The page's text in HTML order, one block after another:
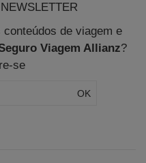
de viagem e
Viagem Allianz?
se